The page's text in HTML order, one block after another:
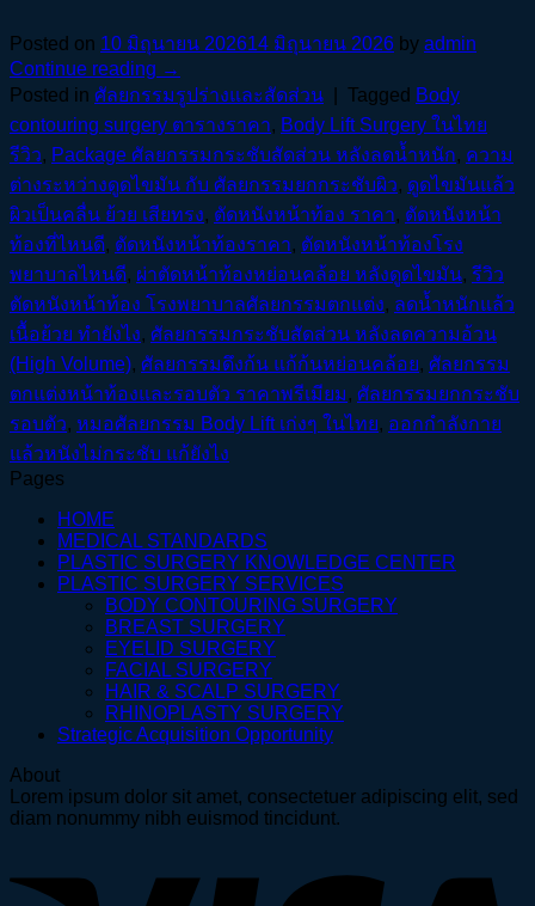
Posted on 10 มิถุนายน 202614 มิถุนายน 2026 by admin
Continue reading →
Posted in ศัลยกรรมรูปร่างและสัดส่วน Tagged Body
contouring surgery ตารางราคา, Body Lift Surgery ในไทย
รีวิว, Package ศัลยกรรมกระชับสัดส่วน หลังลดน้ำหนัก, ความ
ต่างระหว่างดูดไขมัน กับ ศัลยกรรมยกกระชับผิว, ดูดไขมันแล้ว
ผิวเป็นคลื่น ย้วย เสียทรง, ตัดหนังหน้าท้อง ราคา, ตัดหนังหน้า
ท้องที่ไหนดี, ตัดหนังหน้าท้องราคา, ตัดหนังหน้าท้องโรง
พยาบาลไหนดี, ผ่าตัดหน้าท้องหย่อนคล้อย หลังดูดไขมัน, รีวิว
ตัดหนังหน้าท้อง โรงพยาบาลศัลยกรรมตกแต่ง, ลดน้ำหนักแล้ว
เนื้อย้วย ทำยังไง, ศัลยกรรมกระชับสัดส่วน หลังลดความอ้วน
(High Volume), ศัลยกรรมดึงก้น แก้ก้นหย่อนคล้อย, ศัลยกรรม
ตกแต่งหน้าท้องและรอบตัว ราคาพรีเมียม, ศัลยกรรมยกกระชับ
รอบตัว, หมอศัลยกรรม Body Lift เก่งๆ ในไทย, ออกกำลังกาย
แล้วหนังไม่กระชับ แก้ยังไง
Pages
HOME
MEDICAL STANDARDS
PLASTIC SURGERY KNOWLEDGE CENTER
PLASTIC SURGERY SERVICES
BODY CONTOURING SURGERY
BREAST SURGERY
EYELID SURGERY
FACIAL SURGERY
HAIR & SCALP SURGERY
RHINOPLASTY SURGERY
Strategic Acquisition Opportunity
About
Lorem ipsum dolor sit amet, consectetuer adipiscing elit, sed
diam nonummy nibh euismod tincidunt.